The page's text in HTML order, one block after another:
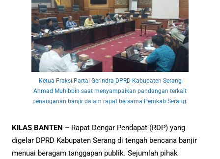
Ketua Fraksi Partai Gerindra DPRD Kabupaten Serang
Ahmad Muhibbin saat menyampaikan pandangan terkait
penanganan banjir dalam rapat bersama Pemkab Serang.
KILAS BANTEN – Rapat Dengar Pendapat (RDP) yang
digelar DPRD Kabupaten Serang di tengah bencana banjir
menuai beragam tanggapan publik. Sejumlah pihak